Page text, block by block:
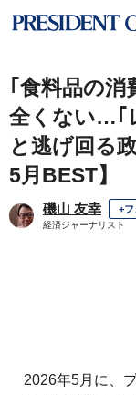
｢食料品の
全くない…｢
と逃げ回る
5月BEST】
磯山 友幸 +
経済ジャーナリスト
2026年5月に、